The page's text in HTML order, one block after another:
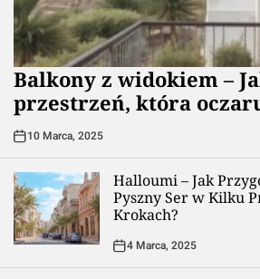
Balkony z widokiem –
przestrzeń, która
10 Marca, 2025
Halloumi – Jak
Pyszny Ser w Kilku
Krokach?
4 Marca, 2025